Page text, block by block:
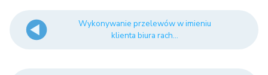
Wykonywanie przelewów w imieniu
klienta biura rach...